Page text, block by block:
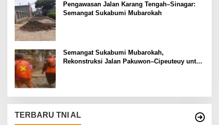
Pengawasan Jalan Karang Tengah–Sinagar:
Semangat Sukabumi Mubarokah
Semangat Sukabumi Mubarokah,
Rekonstruksi Jalan Pakuwon–Cipeuteuy untuk
TERBARU TNI AL